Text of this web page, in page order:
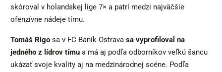
skóroval v holandskej lige 7× a patrí medzi najväčšie
ofenzívne nádeje tímu.
Tomáš Rigo sa v FC Baník Ostrava sa vyprofiloval na
jedného z lídrov tímu a má aj podľa odborníkov veľkú šancu
ukázať svoje kvality aj na medzinárodnej scéne. Podľa